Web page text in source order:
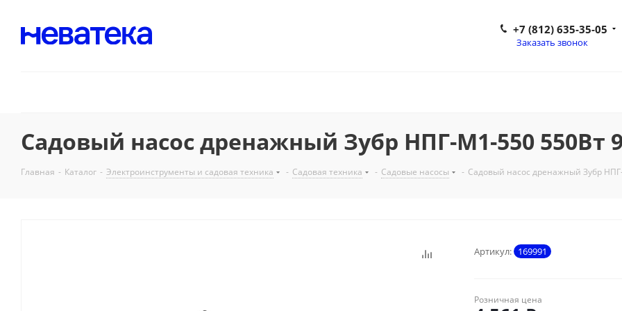
+7 (812) 635-35-05
Заказать звонок
Садовый насос дренажный Зубр НПГ-М1-550 550Вт
Главная - Каталог - Электроинструменты и садовая техника - Садовая техника - Садовые насосы - Садовый насос дренажный Зубр
Артикул: 169991
Розничная цена